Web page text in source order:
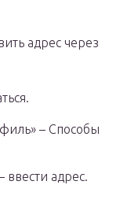
адрес через
– Способы
адрес.